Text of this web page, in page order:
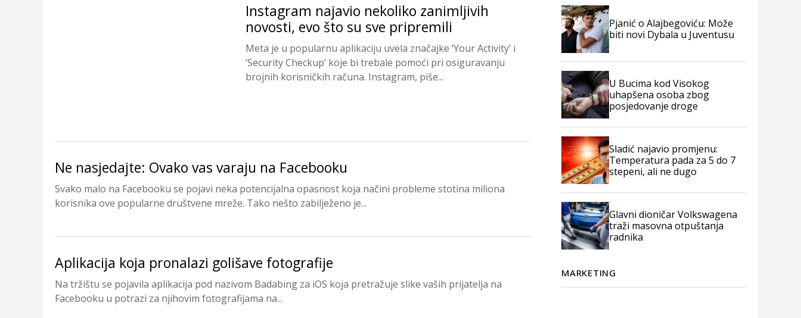
Instagram najavio nekoliko zanimljivih
novosti, evo što su sve pripremili
Meta je u popularnu aplikaciju uvela značajke ‘Your Activity’ i
‘Security Checkup’ koje bi trebale pomoći pri osiguravanju
brojnih korisničkih računa. Instagram, piše...
Ne nasjedajte: Ovako vas varaju na Facebooku
Svako malo na Facebooku se pojavi neka potencijalna opasnost koja načini probleme stotina miliona
korisnika ove popularne društvene mreže. Tako nešto zabilježeno je...
Aplikacija koja pronalazi golišave fotografije
Na tržištu se pojavila aplikacija pod nazivom Badabing za iOS koja pretražuje slike vaših prijatelja na
Facebooku u potrazi za njihovim fotografijama na...
Pjanić o Alajbegoviću: Može
biti novi Dybala u Juventusu
U Bucima kod Visokog
uhapšena osoba zbog
posjedovanje droge
Sladić najavio promjenu:
Temperatura pada za 5 do 7
stepeni, ali ne dugo
Glavni dioničar Volkswagena
traži masovna otpuštanja
radnika
MARKETING